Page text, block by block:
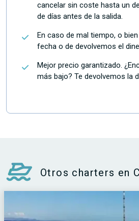
cancelar sin coste hasta un
de días antes de la salida.
En caso de mal tiempo, o
fecha o de devolvemos el
Mejor precio garantizado.
más bajo? Te devolvemos la
Otros charters en